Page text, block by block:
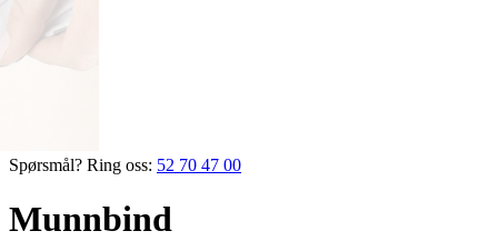
Spørsmål? Ring oss: 52 70 47 00
Munnbind